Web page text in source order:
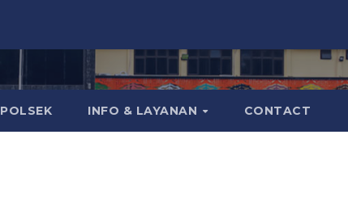
POLSEK INFO & LAYANAN CONTACT